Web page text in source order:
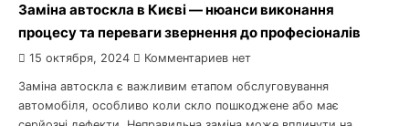
Заміна автоскла в Києві — нюанси виконання
процесу та переваги звернення до професіоналів
15 октября, 2024 Комментариев нет
Заміна автоскла є важливим етапом обслуговування
автомобіля, особливо коли скло пошкоджене або має